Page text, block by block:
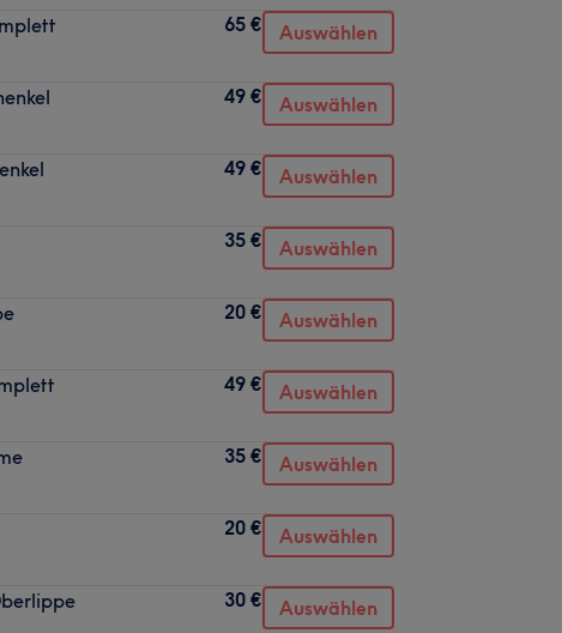
65 € Auswählen
49 € Auswählen
49 € Auswählen
35 € Auswählen
20 € Auswählen
49 € Auswählen
35 € Auswählen
20 € Auswählen
30 € Auswählen